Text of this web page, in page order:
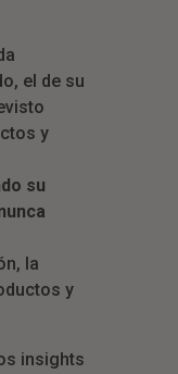
el de su
y
su
la
y
insights